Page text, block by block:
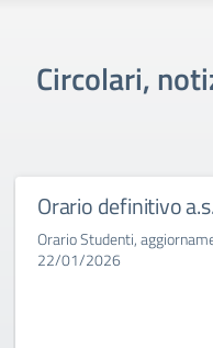
Circolari,
Orario definitivo
Orario Studenti,
22/01/2026